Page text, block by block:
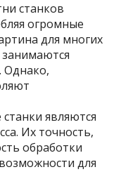
станков
огромные
для многих
Однако,
являются
Их точность,
обработки
для